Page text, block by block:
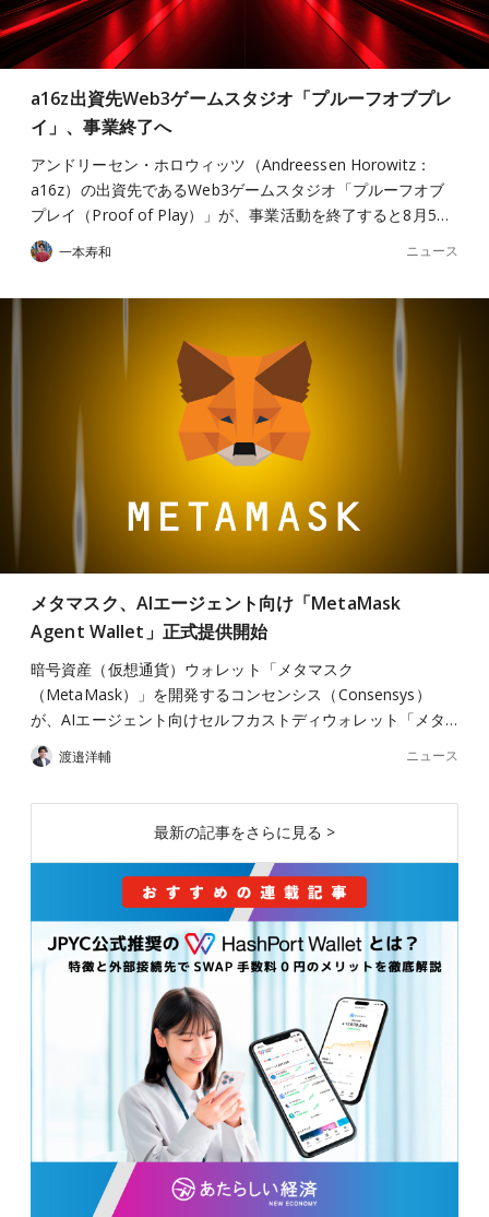
a16z出資先Web3ゲームスタジオ「プルーフオブプレ
イ」、事業終了へ
アンドリーセン・ホロウィッツ（Andreessen Horowitz：
a16z）の出資先であるWeb3ゲームスタジオ「プルーフオブ
プレイ（Proof of Play）」が、事業活動を終了すると8月5…
一本寿和 ニュース
メタマスク、AIエージェント向け「MetaMask
Agent Wallet」正式提供開始
暗号資産（仮想通貨）ウォレット「メタマスク
（MetaMask）」を開発するコンセンシス（Consensys）
が、AIエージェント向けセルフカストディウォレット「メタ…
渡邉洋輔 ニュース
最新の記事をさらに見る >